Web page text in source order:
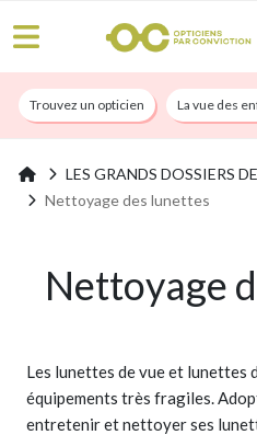
Trouvez un opticien La vue des
LES GRANDS DOSSIERS
Nettoyage des lunettes
Nettoyage
Les lunettes de vue et lunettes
équipements très fragiles.
entretenir et nettoyer ses